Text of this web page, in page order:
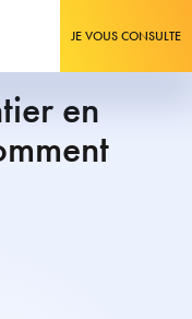
JE VOUS CONSULTE
en